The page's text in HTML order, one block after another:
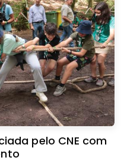
pelo CNE com